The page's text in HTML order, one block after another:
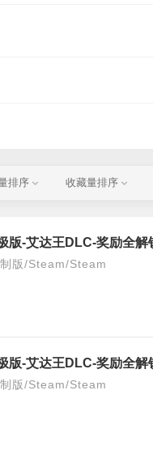
排序 收藏量排序
版/Steam/Steam
版/Steam/Steam